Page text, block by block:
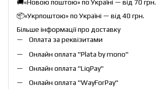
🚚«Новою поштою» по Україні — від 70 грн.
📦«Укрпоштою» по Україні — від 40 грн.
Більше інформації про доставку
Оплата за реквізитами
Онлайн оплата "Plata by mono"
Онлайн оплата "LiqPay"
Онлайн оплата "WayForPay"